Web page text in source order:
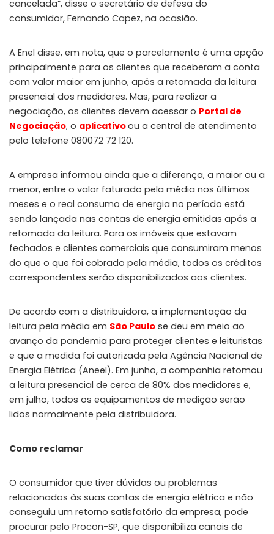
cancelada”, disse o secretário de defesa do
consumidor, Fernando Capez, na ocasião.
A Enel disse, em nota, que o parcelamento é uma opção
principalmente para os clientes que receberam a conta
com valor maior em junho, após a retomada da leitura
presencial dos medidores. Mas, para realizar a
negociação, os clientes devem acessar o Portal de
Negociação, o aplicativoou a central de atendimento
pelo telefone 080072 72 120.
A empresa informou ainda que a diferença, a maior ou a
menor, entre o valor faturado pela média nos últimos
meses e o real consumo de energia no período está
sendo lançada nas contas de energia emitidas após a
retomada da leitura. Para os imóveis que estavam
fechados e clientes comerciais que consumiram menos
do que o que foi cobrado pela média, todos os créditos
correspondentes serão disponibilizados aos clientes.
De acordo com a distribuidora, a implementação da
leitura pela média em São Paulo se deu em meio ao
avanço da pandemia para proteger clientes e leituristas
e que a medida foi autorizada pela Agência Nacional de
Energia Elétrica (Aneel). Em junho, a companhia retomou
a leitura presencial de cerca de 80% dos medidores e,
em julho, todos os equipamentos de medição serão
lidos normalmente pela distribuidora.
Como reclamar
O consumidor que tiver dúvidas ou problemas
relacionados às suas contas de energia elétrica e não
conseguiu um retorno satisfatório da empresa, pode
procurar pelo Procon-SP, que disponibiliza canais de